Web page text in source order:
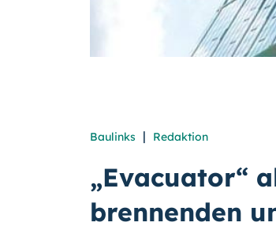
Baulinks | Redaktion
„Evacuator“
brennenden